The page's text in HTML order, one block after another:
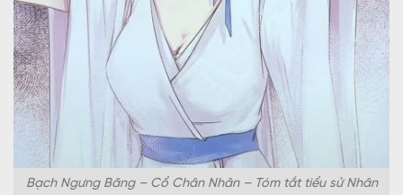
Bạch Ngưng Băng – Cổ Chân Nhân – Tóm tắt tiểu sử Nhân